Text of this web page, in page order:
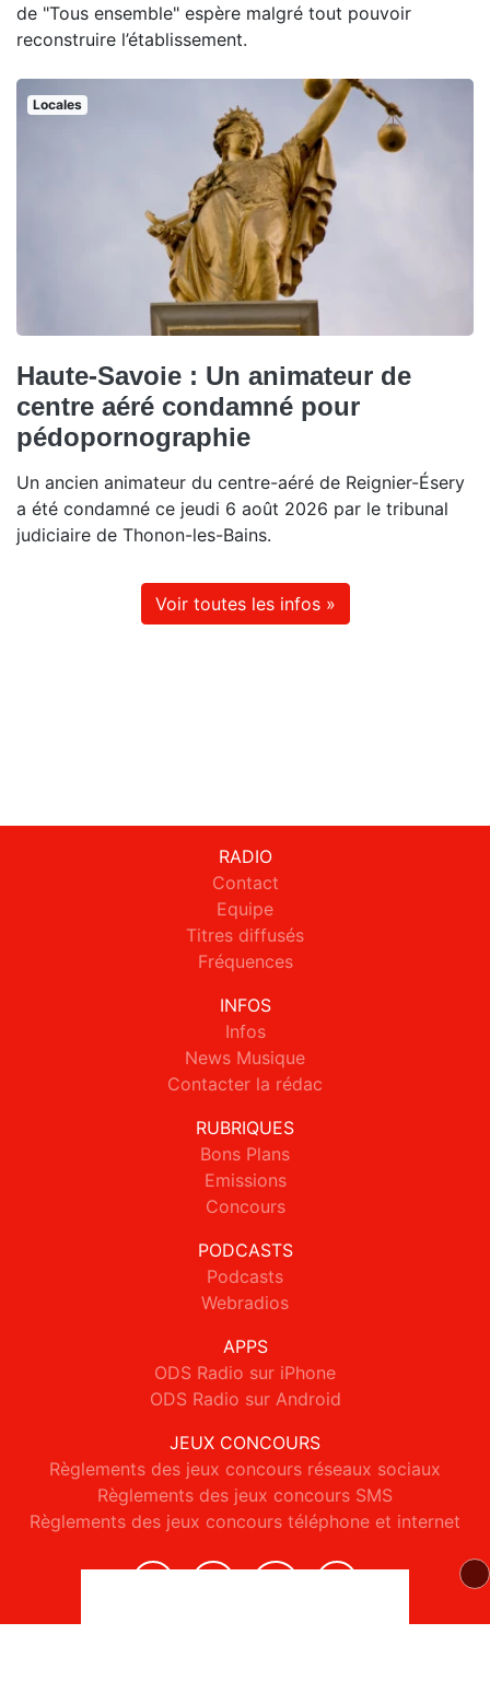
de "Tous ensemble" espère malgré tout pouvoir
reconstruire l’établissement.
Locales
Haute-Savoie : Un animateur de
centre aéré condamné pour
pédopornographie
Un ancien animateur du centre-aéré de Reignier-Ésery
a été condamné ce jeudi 6 août 2026 par le tribunal
judiciaire de Thonon-les-Bains.
Voir toutes les infos »
RADIO
Contact
Equipe
Titres diffusés
Fréquences
INFOS
Infos
News Musique
Contacter la rédac
RUBRIQUES
Bons Plans
Emissions
Concours
PODCASTS
Podcasts
Webradios
APPS
ODS Radio sur iPhone
ODS Radio sur Android
JEUX CONCOURS
Règlements des jeux concours réseaux sociaux
Règlements des jeux concours SMS
Règlements des jeux concours téléphone et internet